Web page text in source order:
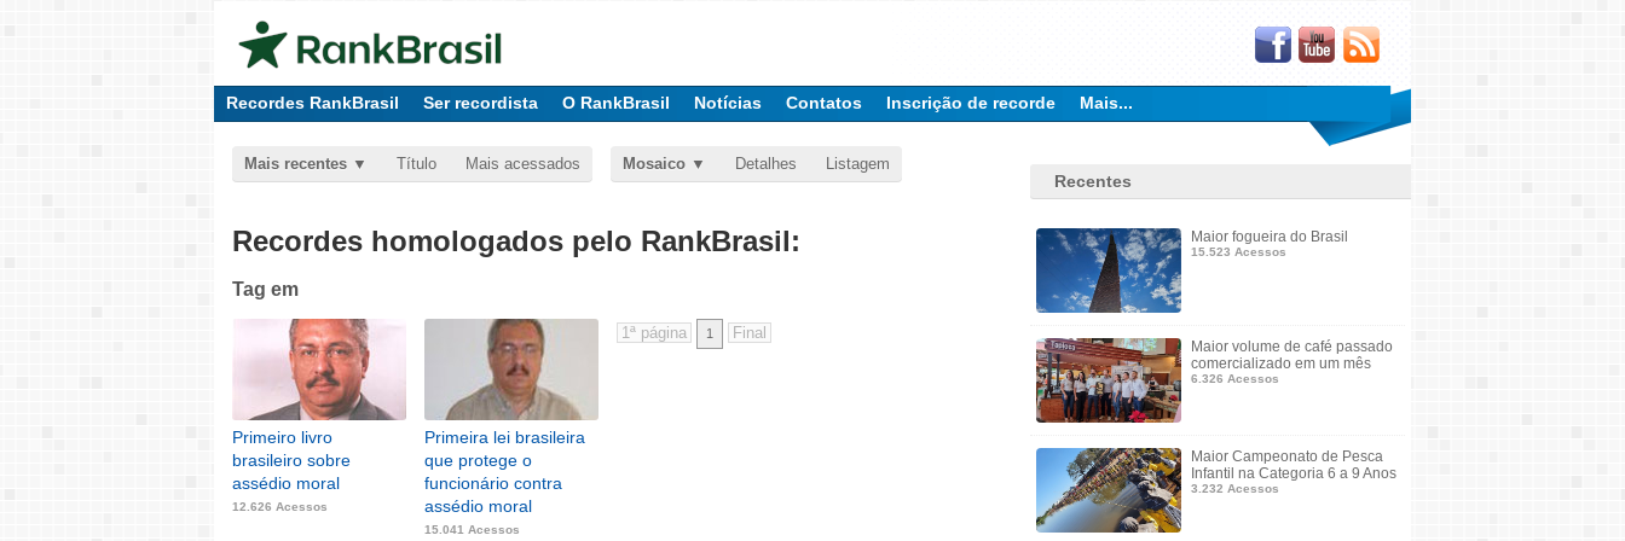
Recordes RankBrasil Ser recordista O RankBrasil Notícias Contatos Inscrição de recorde Mais...
Mais recentes Título Mais acessados Mosaico Detalhes Listagem
Recordes homologados pelo RankBrasil:
Tag em
Primeiro livro
brasileiro sobre
assédio moral
12.626 Acessos
Primeira lei brasileira
que protege o
funcionário contra
assédio moral
15.041 Acessos
1
Recentes
Maior fogueira do Brasil
15.523 Acessos
Maior volume de café passado
comercializado em um mês
6.326 Acessos
Maior Campeonato de Pesca
Infantil na Categoria 6 a 9 Anos
3.232 Acessos